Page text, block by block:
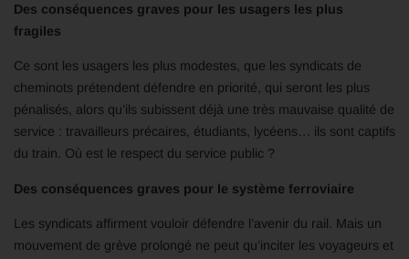
Des conséquences graves pour les usagers les plus
fragiles
Ce sont les usagers les plus modestes, que les syndicats de
cheminots prétendent défendre en priorité, qui seront les plus
pénalisés, alors qu’ils subissent déjà une très mauvaise qualité de
service : travailleurs précaires, étudiants, lycéens… ils sont captifs
du train. Où est le respect du service public ?
Des conséquences graves pour le système ferroviaire
Les syndicats affirment vouloir défendre l’avenir du rail. Mais un
mouvement de grève prolongé ne peut qu’inciter les voyageurs et